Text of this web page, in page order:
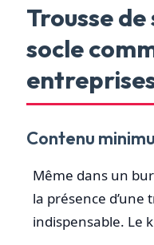
Trousse
socle
Contenu
Même dans un
la présence d’une
indispensable. Le